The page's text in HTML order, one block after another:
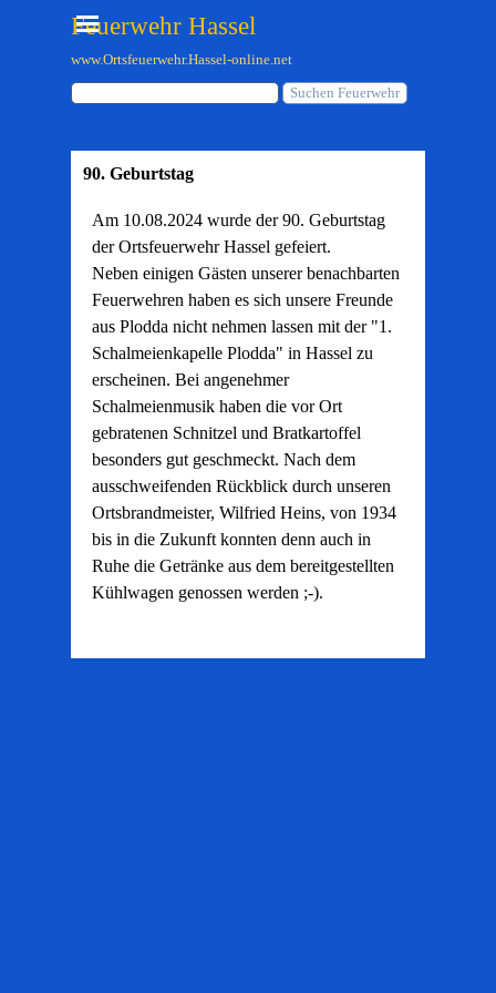
Feuerwehr Hassel
Menü überspringen
Suchen Feuerwehr
www.Ortsfeuerwehr.Hassel-online.net
90. Geburtstag
Am 10.08.2024 wurde der 90. Geburtstag
der Ortsfeuerwehr Hassel gefeiert.
Neben einigen Gästen unserer benachbarten
Feuerwehren haben es sich unsere Freunde
aus Plodda nicht nehmen lassen mit der "1.
Schalmeienkapelle Plodda" in Hassel zu
erscheinen. Bei angenehmer
Schalmeienmusik haben die vor Ort
gebratenen Schnitzel und Bratkartoffel
besonders gut geschmeckt. Nach dem
ausschweifenden Rückblick durch unseren
Ortsbrandmeister, Wilfried Heins, von 1934
bis in die Zukunft konnten denn auch in
Ruhe die Getränke aus dem bereitgestellten
Kühlwagen genossen werden ;-).